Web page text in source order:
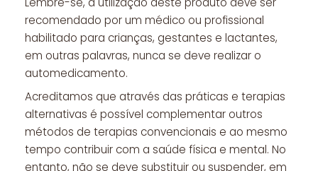
recomendado por um médico ou profissional
habilitado para crianças, gestantes e lactantes,
em outras palavras, nunca se deve realizar o
automedicamento.
Acreditamos que através das práticas e terapias
alternativas é possível complementar outros
métodos de terapias convencionais e ao mesmo
tempo contribuir com a saúde física e mental. No
entanto, não se deve substituir ou suspender, em